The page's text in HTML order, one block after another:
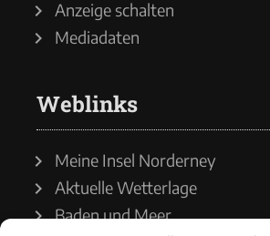
Anzeige schalten
Mediadaten
Weblinks
Meine Insel Norderney
Aktuelle Wetterlage
Baden und Meer